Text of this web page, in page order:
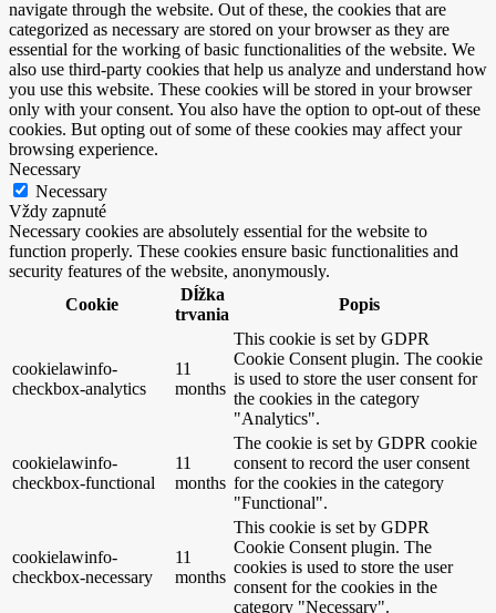
navigate through the website. Out of these, the cookies that are
categorized as necessary are stored on your browser as they are
essential for the working of basic functionalities of the website. We
also use third-party cookies that help us analyze and understand how
you use this website. These cookies will be stored in your browser
only with your consent. You also have the option to opt-out of these
cookies. But opting out of some of these cookies may affect your
browsing experience.
Necessary
Necessary
Vždy zapnuté
Necessary cookies are absolutely essential for the website to
function properly. These cookies ensure basic functionalities and
security features of the website, anonymously.
Cookie
Dĺžka
trvania
Popis
cookielawinfo-
checkbox-analytics
11
months
This cookie is set by GDPR
Cookie Consent plugin. The cookie
is used to store the user consent for
the cookies in the category
"Analytics".
cookielawinfo-
checkbox-functional
11
months
The cookie is set by GDPR cookie
consent to record the user consent
for the cookies in the category
"Functional".
cookielawinfo-
checkbox-necessary
11
months
This cookie is set by GDPR
Cookie Consent plugin. The
cookies is used to store the user
consent for the cookies in the
category "Necessary".